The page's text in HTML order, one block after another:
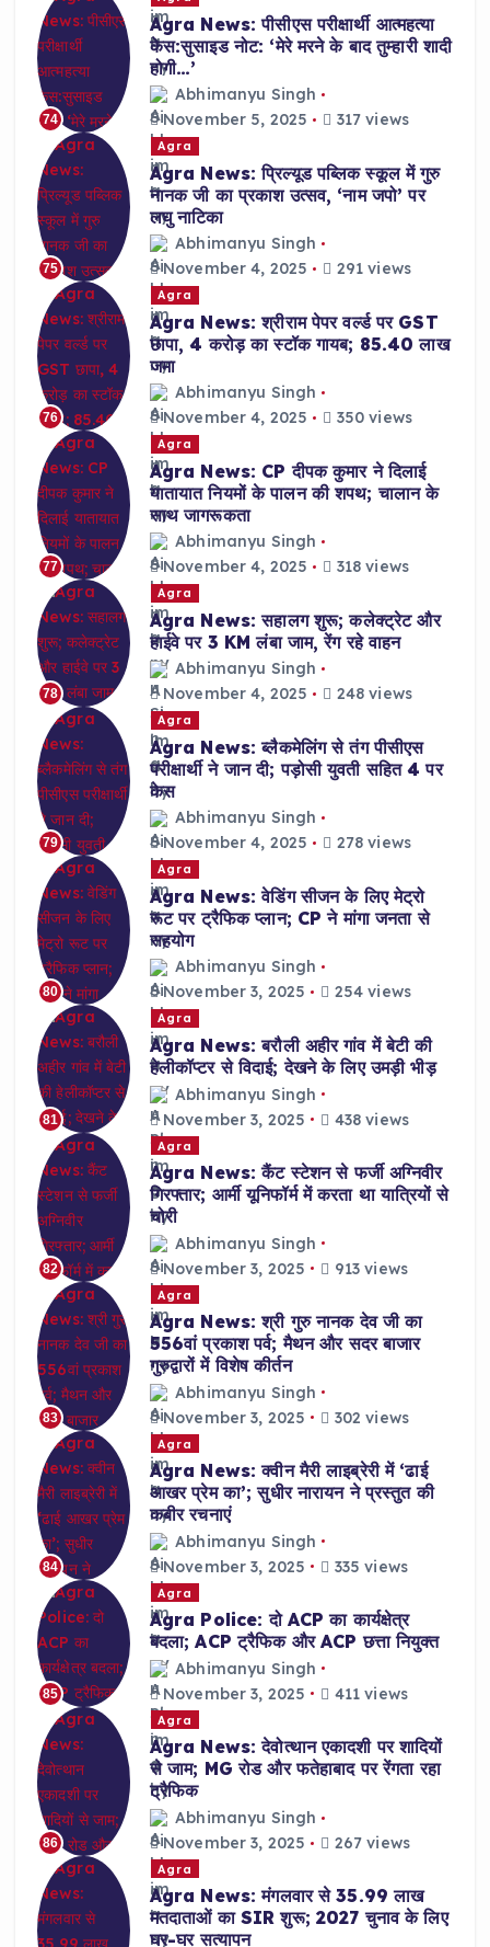
74
Agra News: पीसीएस परीक्षार्थी आत्महत्या
केस:सुसाइड नोट: ‘मेरे मरने के बाद तुम्हारी शादी
होगी…’
Abhimanyu Singh
November 5, 2025
317 views
75
Agra
Agra News: प्रिल्यूड पब्लिक स्कूल में गुरु
नानक जी का प्रकाश उत्सव, ‘नाम जपो’ पर
लघु नाटिका
Abhimanyu Singh
November 4, 2025
291 views
76
Agra
Agra News: श्रीराम पेपर वर्ल्ड पर GST
छापा, 4 करोड़ का स्टॉक गायब; 85.40 लाख
जमा
Abhimanyu Singh
November 4, 2025
350 views
77
Agra
Agra News: CP दीपक कुमार ने दिलाई
यातायात नियमों के पालन की शपथ; चालान के
साथ जागरूकता
Abhimanyu Singh
November 4, 2025
318 views
78
Agra
Agra News: सहालग शुरू; कलेक्ट्रेट और
हाईवे पर 3 KM लंबा जाम, रेंग रहे वाहन
Abhimanyu Singh
November 4, 2025
248 views
79
Agra
Agra News: ब्लैकमेलिंग से तंग पीसीएस
परीक्षार्थी ने जान दी; पड़ोसी युवती सहित 4 पर
केस
Abhimanyu Singh
November 4, 2025
278 views
80
Agra
Agra News: वेडिंग सीजन के लिए मेट्रो
रूट पर ट्रैफिक प्लान; CP ने मांगा जनता से
सहयोग
Abhimanyu Singh
November 3, 2025
254 views
81
Agra
Agra News: बरौली अहीर गांव में बेटी की
हेलीकॉप्टर से विदाई; देखने के लिए उमड़ी भीड़
Abhimanyu Singh
November 3, 2025
438 views
82
Agra
Agra News: कैंट स्टेशन से फर्जी अग्निवीर
गिरफ्तार; आर्मी यूनिफॉर्म में करता था यात्रियों से
चोरी
Abhimanyu Singh
November 3, 2025
913 views
83
Agra
Agra News: श्री गुरु नानक देव जी का
556वां प्रकाश पर्व; मैथन और सदर बाजार
गुरुद्वारों में विशेष कीर्तन
Abhimanyu Singh
November 3, 2025
302 views
84
Agra
Agra News: क्वीन मैरी लाइब्रेरी में ‘ढाई
आखर प्रेम का’; सुधीर नारायन ने प्रस्तुत की
कबीर रचनाएं
Abhimanyu Singh
November 3, 2025
335 views
85
Agra
Agra Police: दो ACP का कार्यक्षेत्र
बदला; ACP ट्रैफिक और ACP छत्ता नियुक्त
Abhimanyu Singh
November 3, 2025
411 views
86
Agra
Agra News: देवोत्थान एकादशी पर शादियों
से जाम; MG रोड और फतेहाबाद पर रेंगता रहा
ट्रैफिक
Abhimanyu Singh
November 3, 2025
267 views
Agra
Agra News: मंगलवार से 35.99 लाख
मतदाताओं का SIR शुरू; 2027 चुनाव के लिए
घर-घर सत्यापन